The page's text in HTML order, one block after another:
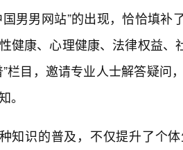
国男男网站”的出现，恰恰填
健康、心理健康、法律权益
”栏目，邀请专业人士解答疑
。
知识的普及，不仅提升了个